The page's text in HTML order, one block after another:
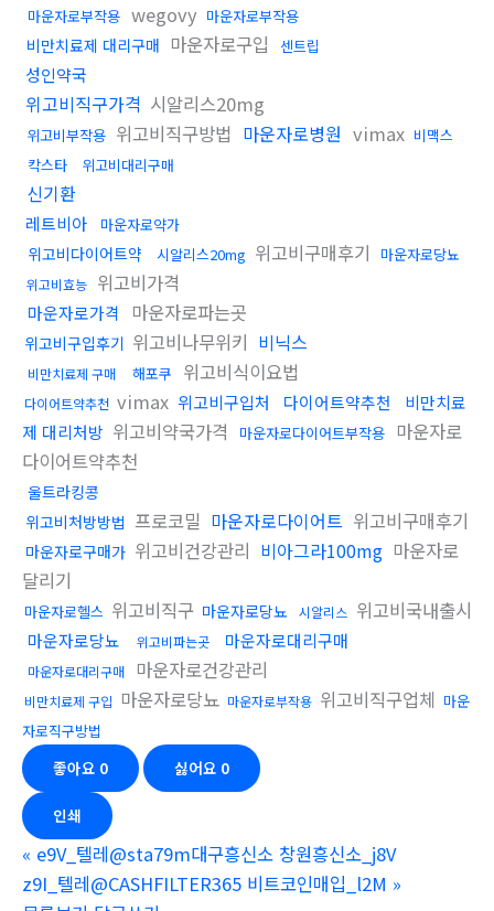
마운자로부작용 wegovy 마운자로부작용
비만치료제 대리구매 마운자로구입 센트립
성인약국
위고비직구가격 시알리스20mg
위고비부작용 위고비직구방법 마운자로병원 vimax 비맥스
칵스타
위고비대리구매
신기환
레트비아 마운자로약가
위고비다이어트약 시알리스20mg 위고비구매후기 마운자로당뇨
위고비효능 위고비가격
마운자로가격 마운자로파는곳
위고비구입후기 위고비나무위키 비닉스
비만치료제 구매 해포쿠 위고비식이요법
다이어트약추천 vimax 위고비구입처 다이어트약추천
비만치료
제 대리처방 위고비약국가격 마운자로다이어트부작용
마운자로
다이어트약추천
울트라킹콩
위고비처방방법 프로코밀 마운자로다이어트 위고비구매후기
마운자로구매가 위고비건강관리 비아그라100mg 마운자로
달리기
마운자로헬스 위고비직구 마운자로당뇨 시알리스 위고비국내출시
마운자로당뇨 위고비파는곳 마운자로대리구매
마운자로대리구매 마운자로건강관리
비만치료제 구입 마운자로당뇨 마운자로부작용 위고비직구업체 마운
자로직구방법
좋아요 0 싫어요 0
인쇄
« e9V_텔레@sta79m대구흥신소 창원흥신소_j8V
z9I_텔레@CASHFILTER365 비트코인매입_l2M »